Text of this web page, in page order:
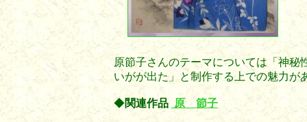
原節子さんのテーマについては「神
いがが出た」と制作する上での魅力が
◆関連作品 原 節子